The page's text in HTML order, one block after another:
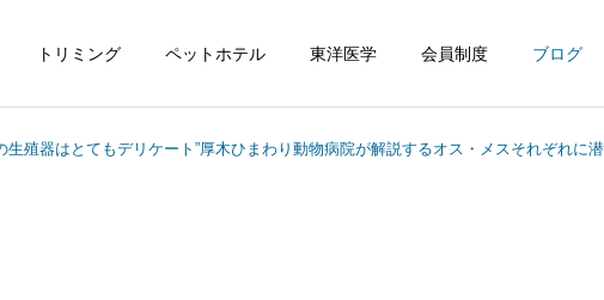
トリミング ペットホテル 東洋医学 会員制度 ブログ
生殖器はとてもデリケート”厚木ひまわり動物病院が解説するオス・メスそれぞれに